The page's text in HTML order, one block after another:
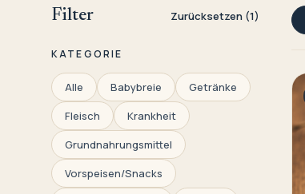
Filter Zurücksetzen (1)
KATEGORIE
Alle Babybreie
Getränke
Fleisch
Krankheit
Grundnahrungsmittel
Vorspeisen/Snacks